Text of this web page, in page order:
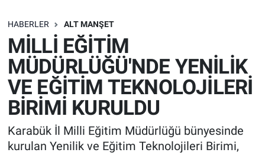
HABERLER ALT MANŞET
MİLLİ EĞİTİM
MÜDÜRLÜĞÜ'NDE YENİLİK
VE EĞİTİM TEKNOLOJİLERİ
BİRİMİ KURULDU
Karabük İl Milli Eğitim Müdürlüğü bünyesinde
kurulan Yenilik ve Eğitim Teknolojileri Birimi,